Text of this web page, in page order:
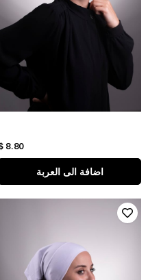
8.80
اضافة الى العربة